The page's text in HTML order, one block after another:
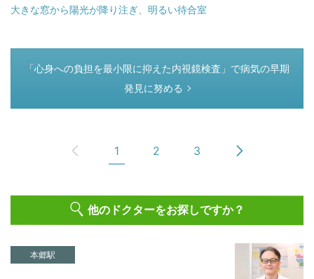
大きな窓から陽光が降り注ぎ、明るい待合室
つぎのページ
「心身への負担を最小限に抑えた内視鏡検査」で病気の早期
発見に努める
1 2 3
他のドクターをお探しですか？
本郷駅